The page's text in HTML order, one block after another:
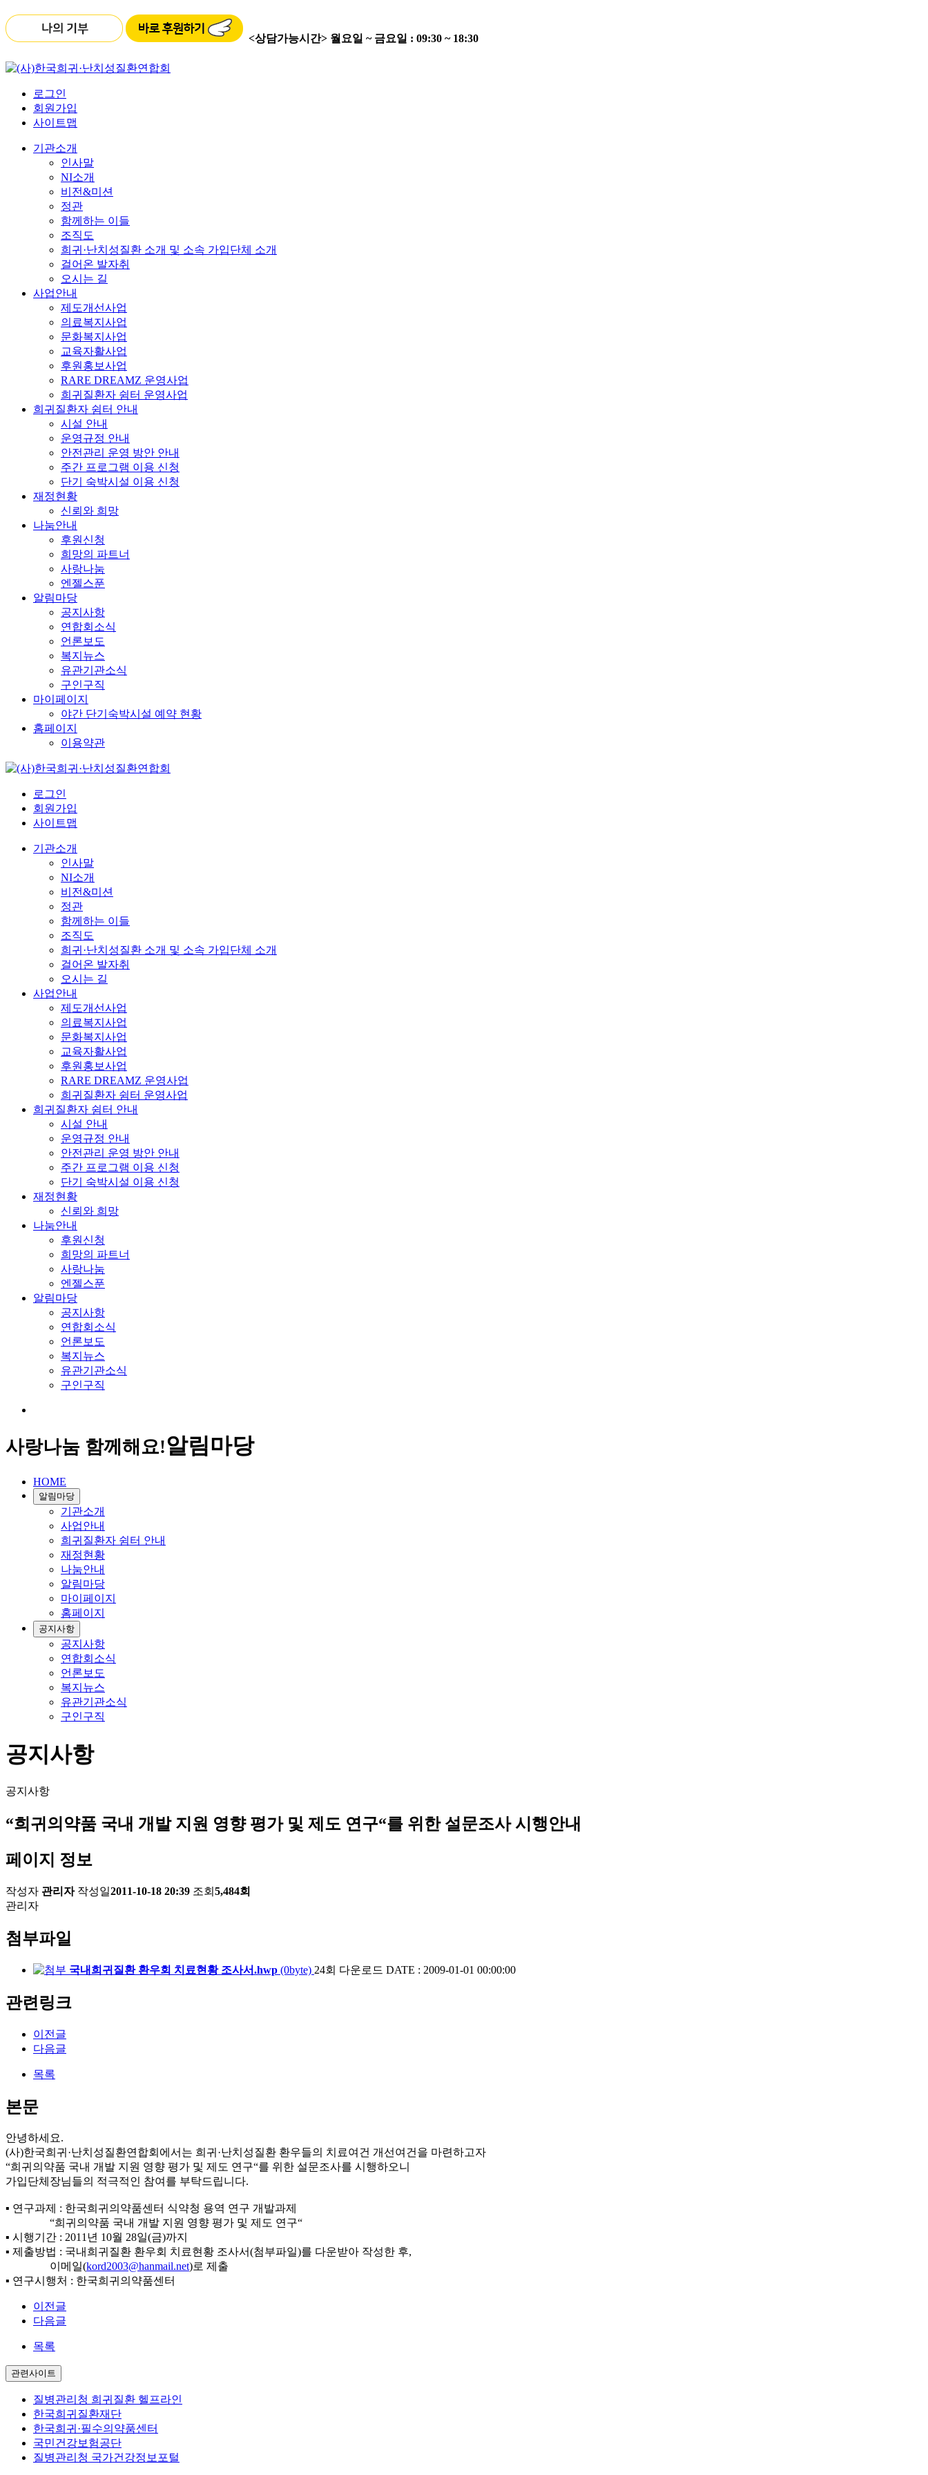
<상담가능시간> 월요일 ~ 금요일 : 09:30 ~ 18:30
로그인
회원가입
사이트맵
기관소개
인사말
NI소개
비전&미션
정관
함께하는 이들
조직도
희귀·난치성질환 소개 및 소속 가입단체 소개
걸어온 발자취
오시는 길
사업안내
제도개선사업
의료복지사업
문화복지사업
교육자활사업
후원홍보사업
RARE DREAMZ 운영사업
희귀질환자 쉼터 운영사업
희귀질환자 쉼터 안내
시설 안내
운영규정 안내
안전관리 운영 방안 안내
주간 프로그램 이용 신청
단기 숙박시설 이용 신청
재정현황
신뢰와 희망
나눔안내
후원신청
희망의 파트너
사랑나눔
엔젤스푼
알림마당
공지사항
연합회소식
언론보도
복지뉴스
유관기관소식
구인구직
마이페이지
야간 단기숙박시설 예약 현황
홈페이지
이용약관
로그인
회원가입
사이트맵
기관소개
인사말
NI소개
비전&미션
정관
함께하는 이들
조직도
희귀·난치성질환 소개 및 소속 가입단체 소개
걸어온 발자취
오시는 길
사업안내
제도개선사업
의료복지사업
문화복지사업
교육자활사업
후원홍보사업
RARE DREAMZ 운영사업
희귀질환자 쉼터 운영사업
희귀질환자 쉼터 안내
시설 안내
운영규정 안내
안전관리 운영 방안 안내
주간 프로그램 이용 신청
단기 숙박시설 이용 신청
재정현황
신뢰와 희망
나눔안내
후원신청
희망의 파트너
사랑나눔
엔젤스푼
알림마당
공지사항
연합회소식
언론보도
복지뉴스
유관기관소식
구인구직
사랑나눔 함께해요!알림마당
HOME
알림마당
기관소개
사업안내
희귀질환자 쉼터 안내
재정현황
나눔안내
알림마당
마이페이지
홈페이지
공지사항
공지사항
연합회소식
언론보도
복지뉴스
유관기관소식
구인구직
공지사항
공지사항
“희귀의약품 국내 개발 지원 영향 평가 및 제도 연구“를 위한 설문조사 시행안내
페이지 정보
작성자 관리자 작성일2011-10-18 20:39 조회 5,484회
관리자
첨부파일
국내희귀질환 환우회 치료현황 조사서.hwp (0byte) 24회 다운로드 DATE : 2009-01-01 00:00:00
관련링크
이전글
다음글
목록
본문
안녕하세요.
(사)한국희귀·난치성질환연합회에서는 희귀·난치성질환 환우들의 치료여건 개선여건을 마련하고자
“희귀의약품 국내 개발 지원 영향 평가 및 제도 연구“를 위한 설문조사를 시행하오니
가입단체장님들의 적극적인 참여를 부탁드립니다.
▪ 연구과제 : 한국희귀의약품센터 식약청 용역 연구 개발과제
“희귀의약품 국내 개발 지원 영향 평가 및 제도 연구“
▪ 시행기간 : 2011년 10월 28일(금)까지
▪ 제출방법 : 국내희귀질환 환우회 치료현황 조사서(첨부파일)를 다운받아 작성한 후,
이메일(kord2003@hanmail.net)로 제출
▪ 연구시행처 : 한국희귀의약품센터
이전글
다음글
목록
관련사이트
질병관리청 희귀질환 헬프라인
한국희귀질환재단
한국희귀·필수의약품센터
국민건강보험공단
질병관리청 국가건강정보포털